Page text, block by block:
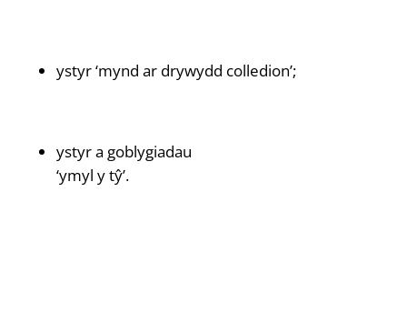
ystyr ‘mynd ar drywydd colledion’;
ystyr a goblygiadau
‘ymyl y tŷ’.